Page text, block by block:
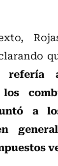
refería
a